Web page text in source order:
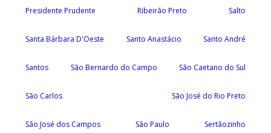
Presidente Prudente Ribeirão Preto Salto
Santa Bárbara D'Oeste Santo Anastácio Santo André
Santos São Bernardo do Campo São Caetano do Sul
São Carlos São José do Rio Preto
São José dos Campos São Paulo Sertãozinho